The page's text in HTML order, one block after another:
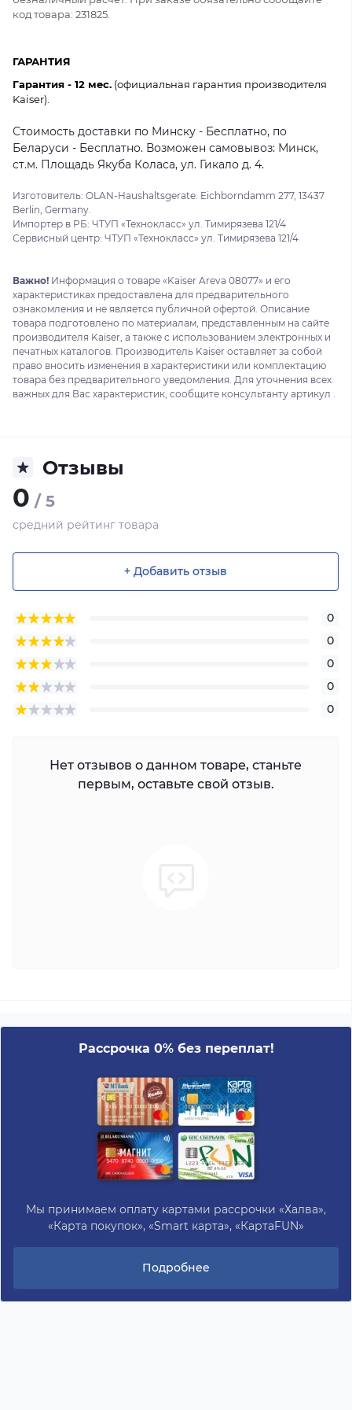
код товара: 231825.
ГАРАНТИЯ
Гарантия - 12 мес. (официальная гарантия производителя
Kaiser).
Стоимость доставки по Минску - Бесплатно, по
Беларуси - Бесплатно. Возможен самовывоз: Минск,
ст.м. Площадь Якуба Коласа, ул. Гикало д. 4.
Изготовитель: OLAN-Haushaltsgerate. Eichborndamm 277, 13437
Berlin, Germany.
Импортер в РБ: ЧТУП «Технокласс» ул. Тимирязева 121/4
Сервисный центр: ЧТУП «Технокласс» ул. Тимирязева 121/4
Важно! Информация о товаре «Kaiser Areva 08077» и его
характеристиках предоставлена для предварительного
ознакомления и не является публичной офертой. Описание
товара подготовлено по материалам, представленным на сайте
производителя Kaiser, а также с использованием электронных и
печатных каталогов. Производитель Kaiser оставляет за собой
право вносить изменения в характеристики или комплектацию
товара без предварительного уведомления. Для уточнения всех
важных для Вас характеристик, сообщите консультанту артикул .
Отзывы
0 / 5
средний рейтинг товара
+ Добавить отзыв
0
0
0
0
0
Нет отзывов о данном товаре, станьте
первым, оставьте свой отзыв.
Рассрочка 0% без переплат!
Мы принимаем оплату картами рассрочки «Халва»,
«Карта покупок», «Smart карта», «КартаFUN»
Подробнее